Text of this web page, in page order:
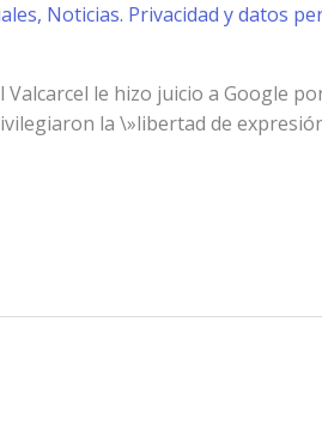
, Noticias. Privacidad y datos
le hizo juicio a Google
la \»libertad de